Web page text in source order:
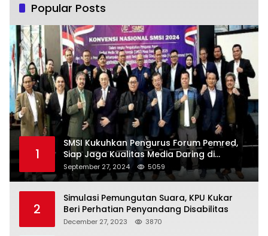
Popular Posts
1
SMSI Kukuhkan Pengurus Forum Pemred,
Siap Jaga Kualitas Media Daring di
Indonesia
September 27, 2024 5059
2
Simulasi Pemungutan Suara, KPU Kukar
Beri Perhatian Penyandang Disabilitas
December 27, 2023 3870